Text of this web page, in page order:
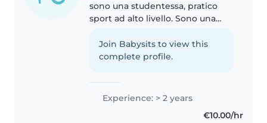
sono una studentessa, pratico
sport ad alto livello. Sono una
responsabile. Da quando ho 10
anni mi sono sempre occupata
Join Babysits to view this
complete profile.
Experience: > 2 years
€10.00/hr